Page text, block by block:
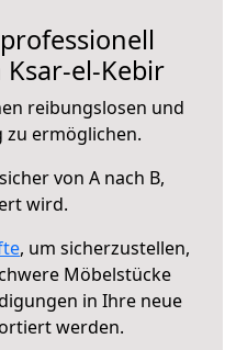
el-Kebir
reibungslosen und
ermöglichen.
von A nach B,
wird.
, um sicherzustellen,
Möbelstücke
in Ihre neue
werden.